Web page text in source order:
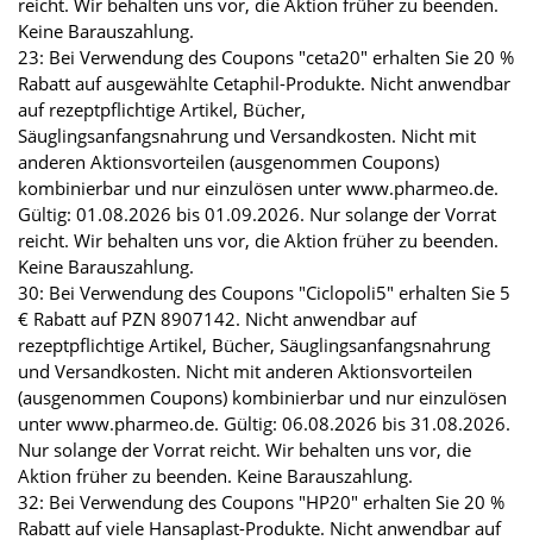
reicht. Wir behalten uns vor, die Aktion früher zu beenden.
Keine Barauszahlung.
23: Bei Verwendung des Coupons "ceta20" erhalten Sie 20 %
Rabatt auf ausgewählte Cetaphil-Produkte. Nicht anwendbar
auf rezeptpflichtige Artikel, Bücher,
Säuglingsanfangsnahrung und Versandkosten. Nicht mit
anderen Aktionsvorteilen (ausgenommen Coupons)
kombinierbar und nur einzulösen unter www.pharmeo.de.
Gültig: 01.08.2026 bis 01.09.2026. Nur solange der Vorrat
reicht. Wir behalten uns vor, die Aktion früher zu beenden.
Keine Barauszahlung.
30: Bei Verwendung des Coupons "Ciclopoli5" erhalten Sie 5
€ Rabatt auf PZN 8907142. Nicht anwendbar auf
rezeptpflichtige Artikel, Bücher, Säuglingsanfangsnahrung
und Versandkosten. Nicht mit anderen Aktionsvorteilen
(ausgenommen Coupons) kombinierbar und nur einzulösen
unter www.pharmeo.de. Gültig: 06.08.2026 bis 31.08.2026.
Nur solange der Vorrat reicht. Wir behalten uns vor, die
Aktion früher zu beenden. Keine Barauszahlung.
32: Bei Verwendung des Coupons "HP20" erhalten Sie 20 %
Rabatt auf viele Hansaplast-Produkte. Nicht anwendbar auf